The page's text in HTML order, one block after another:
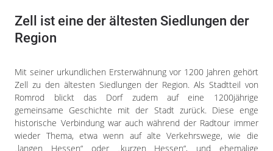
Zell ist eine der ältesten Siedlungen der
Region
Mit seiner urkundlichen Ersterwähnung vor 1200 Jahren gehört
Zell zu den ältesten Siedlungen der Region. Als Stadtteil von
Romrod blickt das Dorf zudem auf eine 1200jährige
gemeinsame Geschichte mit der Stadt zurück. Diese enge
historische Verbindung war auch während der Radtour immer
wieder Thema, etwa wenn auf alte Verkehrswege, wie die
„langen Hessen“ oder „kurzen Hessen“, und ehemalige